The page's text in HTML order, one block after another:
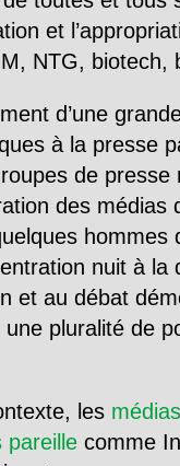
et
NTG, biotech,
d’une
à la presse
de presse
des médias
hommes
nuit à la
et au débat
une pluralité de
les
pareillecomme